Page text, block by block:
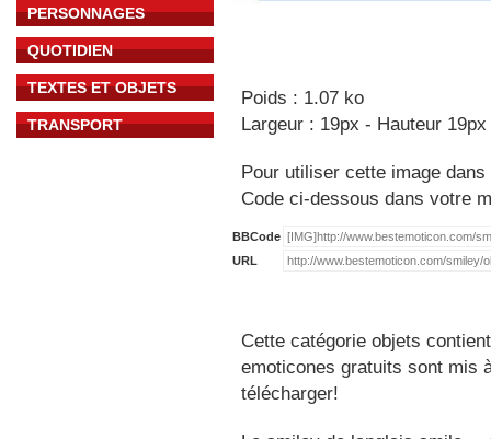
PERSONNAGES
QUOTIDIEN
TEXTES ET OBJETS
TRANSPORT
Poids : 1.07 ko
Largeur : 19px - Hauteur 19px
Pour utiliser cette image
Code ci-dessous dans votre
BBCode
URL
Cette catégorie objets
emoticones gratuits sont mis
télécharger!